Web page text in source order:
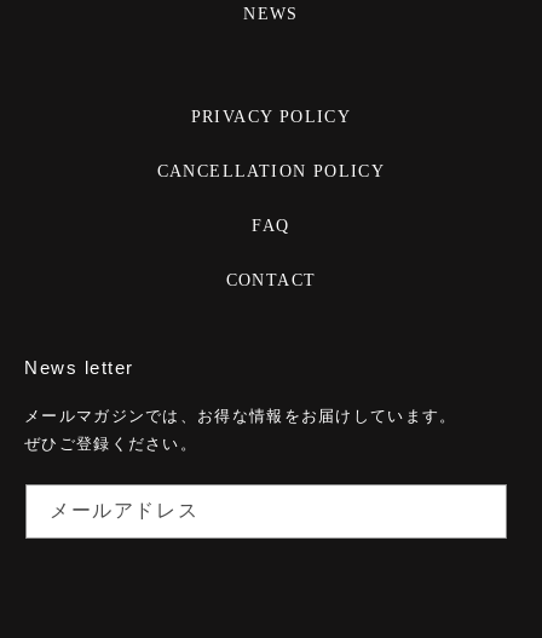
NEWS
PRIVACY POLICY
CANCELLATION POLICY
FAQ
CONTACT
News letter
メールマガジンでは、お得な情報をお届けしています。
ぜひご登録ください。
メールアドレス